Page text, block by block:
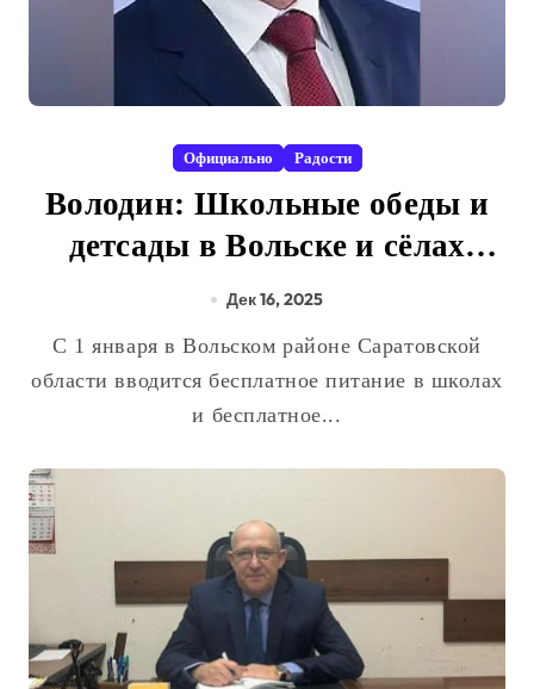
Официально Радости
Володин: Школьные обеды и
детсады в Вольске и сёлах
Вольского района станут
бесплатными
Дек 16, 2025
С 1 января в Вольском районе Саратовской
области вводится бесплатное питание в школах
и бесплатное...